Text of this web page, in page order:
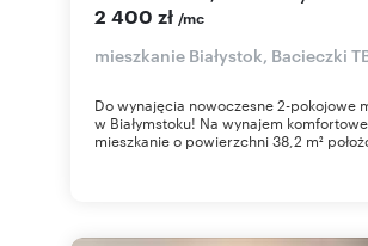
2 400 zł /mc
mieszkanie Białystok, Bacieczki
Do wynajęcia nowoczesne 2-pokojowe
w Białymstoku! Na wynajem komfortowe
mieszkanie o powierzchni 38,2 m²